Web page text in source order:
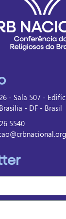
- Sala 507 -
- DF - Brasil
5540